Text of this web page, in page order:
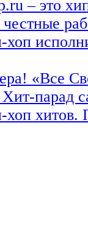
– это
«Все
Хит-парад
хоп хитов.